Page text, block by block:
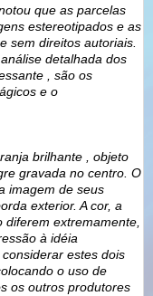
que as parcelas
estereotipados e as
sem direitos autoriais.
detalhada dos
, são os
e o
brilhante , objeto
gravada no centro. O
imagem de seus
exterior. A cor, a
extremamente,
à idéia
estes dois
o uso de
os outros produtores